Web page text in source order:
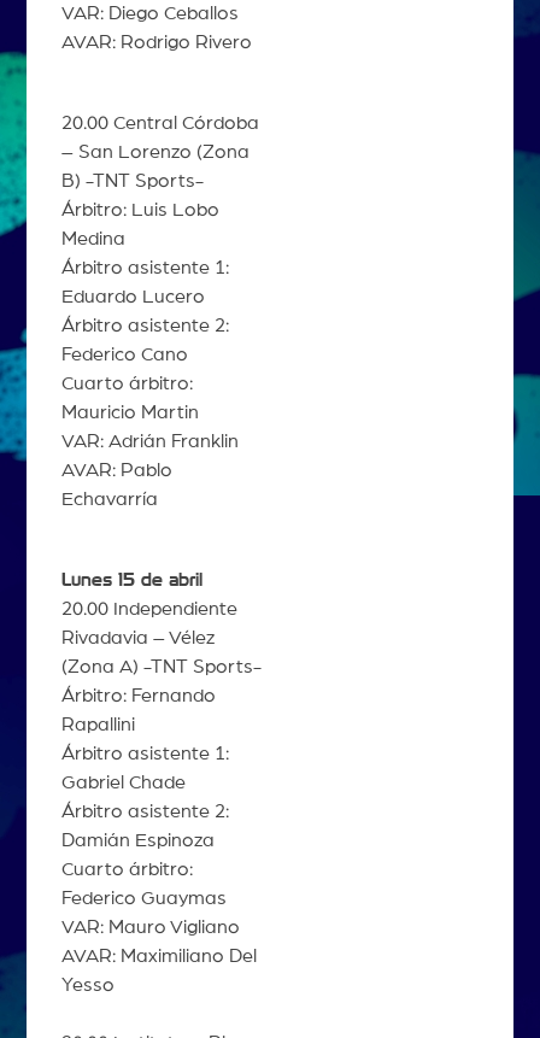
VAR: Diego Ceballos
AVAR: Rodrigo Rivero
20.00 Central Córdoba
– San Lorenzo (Zona
B) -TNT Sports-
Árbitro: Luis Lobo
Medina
Árbitro asistente 1:
Eduardo Lucero
Árbitro asistente 2:
Federico Cano
Cuarto árbitro:
Mauricio Martin
VAR: Adrián Franklin
AVAR: Pablo
Echavarría
Lunes 15 de abril
20.00 Independiente
Rivadavia – Vélez
(Zona A) -TNT Sports-
Árbitro: Fernando
Rapallini
Árbitro asistente 1:
Gabriel Chade
Árbitro asistente 2:
Damián Espinoza
Cuarto árbitro:
Federico Guaymas
VAR: Mauro Vigliano
AVAR: Maximiliano Del
Yesso